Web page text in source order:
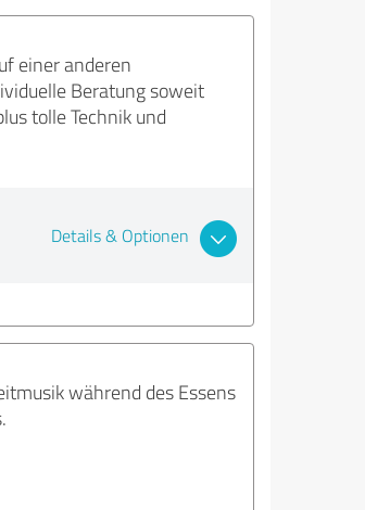
einer anderen
Beratung soweit
tolle Technik und
Details & Optionen
während des Essens